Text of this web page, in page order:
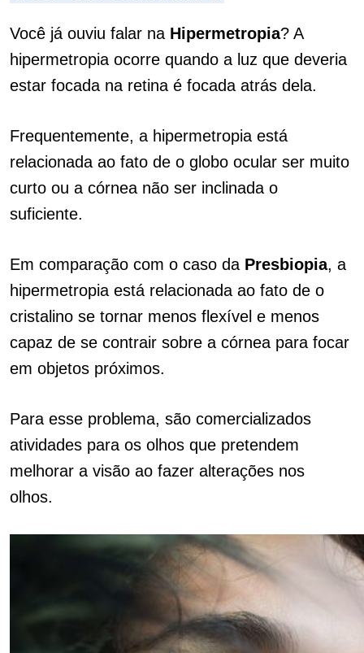
Você já ouviu falar na Hipermetropia? A
hipermetropia ocorre quando a luz que deveria
estar focada na retina é focada atrás dela.
Frequentemente, a hipermetropia está
relacionada ao fato de o globo ocular ser muito
curto ou a córnea não ser inclinada o
suficiente.
Em comparação com o caso da Presbiopia, a
hipermetropia está relacionada ao fato de o
cristalino se tornar menos flexível e menos
capaz de se contrair sobre a córnea para focar
em objetos próximos.
Para esse problema, são comercializados
atividades para os olhos que pretendem
melhorar a visão ao fazer alterações nos
olhos.